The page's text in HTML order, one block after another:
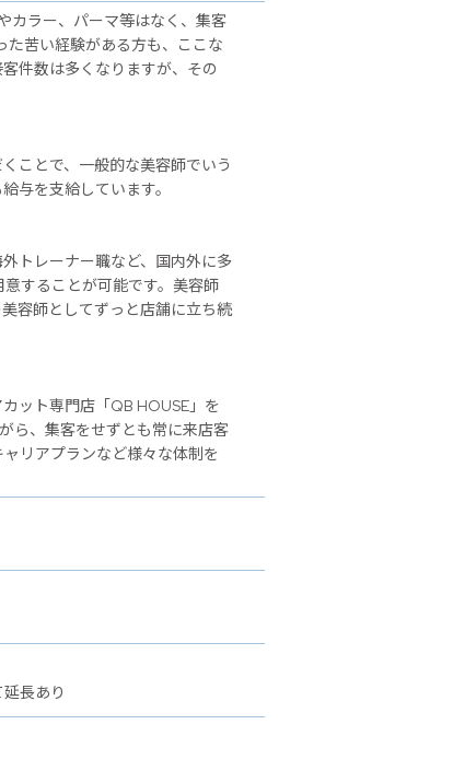
カラー、パーマ等はなく、集客
苦い経験がある方も、ここな
件数は多くなりますが、その
ことで、一般的な美容師でいう
与を支給しています。
トレーナー職など、国内外に多
することが可能です。美容師
容師としてずっと店舗に立ち続
ット専門店「QB HOUSE」を
ら、集客をせずとも常に来店客
リアプランなど様々な体制を
長あり